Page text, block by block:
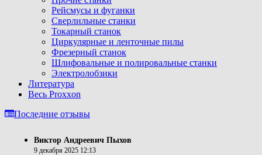
Рейсмусы и фуганки
Сверлильные станки
Токарный станок
Циркулярные и ленточные пилы
Фрезерный станок
Шлифовальные и полировальные станки
Электролобзики
Литература
Весь Proxxon
Последние отзывы
Виктор Андреевич Пыхов
9 декабря 2025 12:13